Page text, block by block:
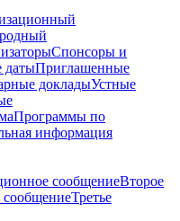
Спонсоры и
датыПриглашенные
докладыУстные
Программы по
информация
сообщениеВторое
Третье